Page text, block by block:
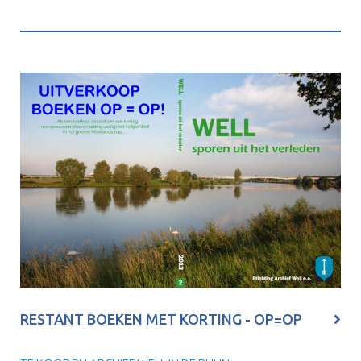
RESTANT BOEKEN MET KORTING - OP=OP